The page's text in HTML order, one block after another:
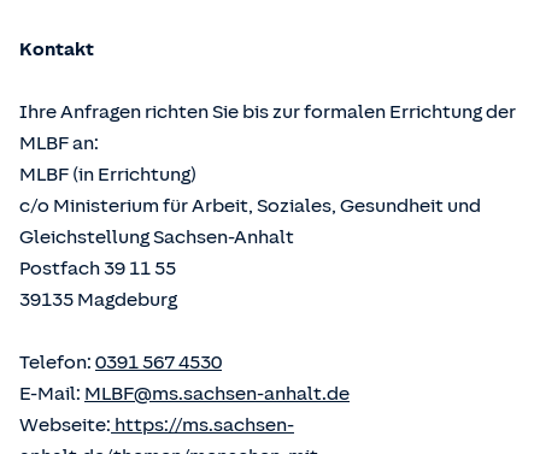
Kontakt
Ihre Anfragen richten Sie bis zur formalen Errichtung der
MLBF an:
MLBF (in Errichtung)
c/o Ministerium für Arbeit, Soziales, Gesundheit und
Gleichstellung Sachsen-Anhalt
Postfach 39 11 55
39135 Magdeburg
Telefon: 0391 567 4530
E-Mail: MLBF@ms.sachsen-anhalt.de
Webseite: https://ms.sachsen-